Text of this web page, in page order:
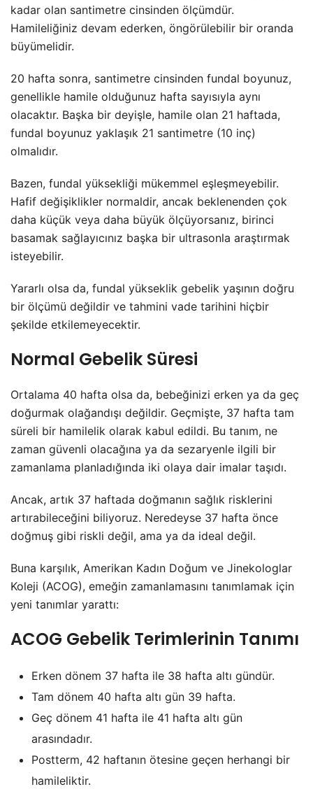
kadar olan santimetre cinsinden ölçümdür.
Hamileliğiniz devam ederken, öngörülebilir bir oranda
büyümelidir.
20 hafta sonra, santimetre cinsinden fundal boyunuz,
genellikle hamile olduğunuz hafta sayısıyla aynı
olacaktır. Başka bir deyişle, hamile olan 21 haftada,
fundal boyunuz yaklaşık 21 santimetre (10 inç)
olmalıdır.
Bazen, fundal yüksekliği mükemmel eşleşmeyebilir.
Hafif değişiklikler normaldir, ancak beklenenden çok
daha küçük veya daha büyük ölçüyorsanız, birinci
basamak sağlayıcınız başka bir ultrasonla araştırmak
isteyebilir.
Yararlı olsa da, fundal yükseklik gebelik yaşının doğru
bir ölçümü değildir ve tahmini vade tarihini hiçbir
şekilde etkilemeyecektir.
Normal Gebelik Süresi
Ortalama 40 hafta olsa da, bebeğinizi erken ya da geç
doğurmak olağandışı değildir. Geçmişte, 37 hafta tam
süreli bir hamilelik olarak kabul edildi. Bu tanım, ne
zaman güvenli olacağına ya da sezaryenle ilgili bir
zamanlama planladığında iki olaya dair imalar taşıdı.
Ancak, artık 37 haftada doğmanın sağlık risklerini
artırabileceğini biliyoruz. Neredeyse 37 hafta önce
doğmuş gibi riskli değil, ama ya da ideal değil.
Buna karşılık, Amerikan Kadın Doğum ve Jinekologlar
Koleji (ACOG), emeğin zamanlamasını tanımlamak için
yeni tanımlar yarattı:
ACOG Gebelik Terimlerinin Tanımı
Erken dönem 37 hafta ile 38 hafta altı gündür.
Tam dönem 40 hafta altı gün 39 hafta.
Geç dönem 41 hafta ile 41 hafta altı gün
arasındadır.
Postterm, 42 haftanın ötesine geçen herhangi bir
hamileliktir.